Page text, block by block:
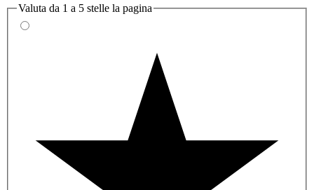
Valuta da 1 a 5 stelle la pagina